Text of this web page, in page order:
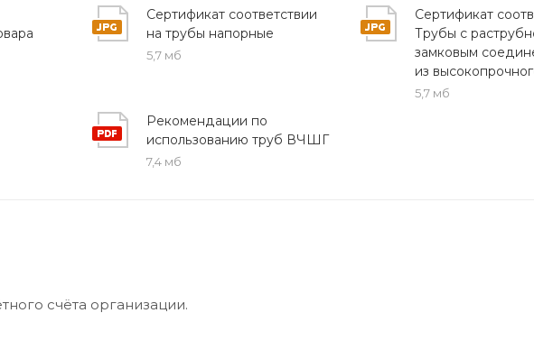
и модернизируемых трубопроводных систем.
крест КРФ 700х700 мм в компании ПКФ Хотокс — получите
и информацию о сроках доставки. Мы предлагаем прямую продажу с
Сертификат соответствии
на трубы напорные
5,7 мб
Сертификат
Трубы с
замковым
из
5,7 мб
Рекомендации по
использованию труб ВЧШГ
7,4 мб
счёта организации.